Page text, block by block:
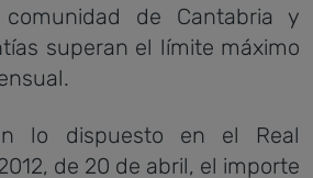
de Cantabria y
superan el límite máximo
lo dispuesto en el Real
de 20 de abril, el importe